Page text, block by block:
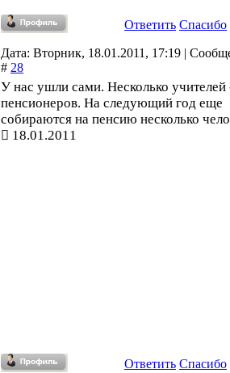
Ответить Спасибо
Дата: Вторник, 18.01.2011, 17:19 |
# 28
У нас ушли сами. Несколько учителей
пенсионеров. На следующий год еще
собираются на пенсию несколько
18.01.2011
Ответить Спасибо